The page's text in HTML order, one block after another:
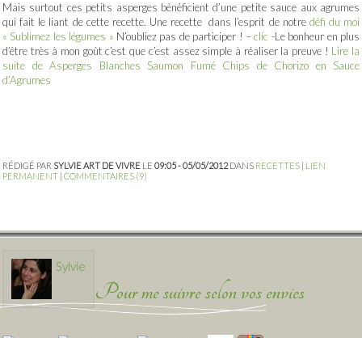
Mais surtout ces petits asperges bénéficient d’une petite sauce aux agrumes
qui fait le liant de cette recette. Une recette dans l’esprit de notre défi du moi
« Sublimez les légumes » N’oubliez pas de participer ! –clic -Le bonheur en plus
d’être très à mon goût c’est que c’est assez simple à réaliser la preuve ! Lire la
suite de Asperges Blanches Saumon Fumé Chips de Chorizo en Sauce
d’Agrumes
RÉDIGÉ PAR SYLVIE ART DE VIVRE LE 09:05 - 05/05/2012DANS RECETTES
LIEN
PERMANENT COMMENTAIRES (9)
Sylvie
Pour me suivre selon vos envies